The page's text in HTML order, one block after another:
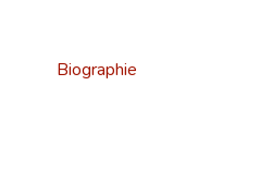
Biographie